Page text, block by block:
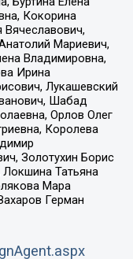
Кокорина
Мариевич,
Владимировна,
Ирина
Лукашевский
Шабад
Орлов Олег
Королева
Золотухин Борис
Татьяна
Мара
Герман